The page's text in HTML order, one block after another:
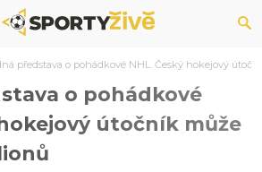
představa o pohádkové NHL. Český hokejový
o pohádkové
útočník může